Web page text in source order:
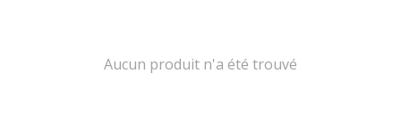
Aucun produit n'a été trouvé